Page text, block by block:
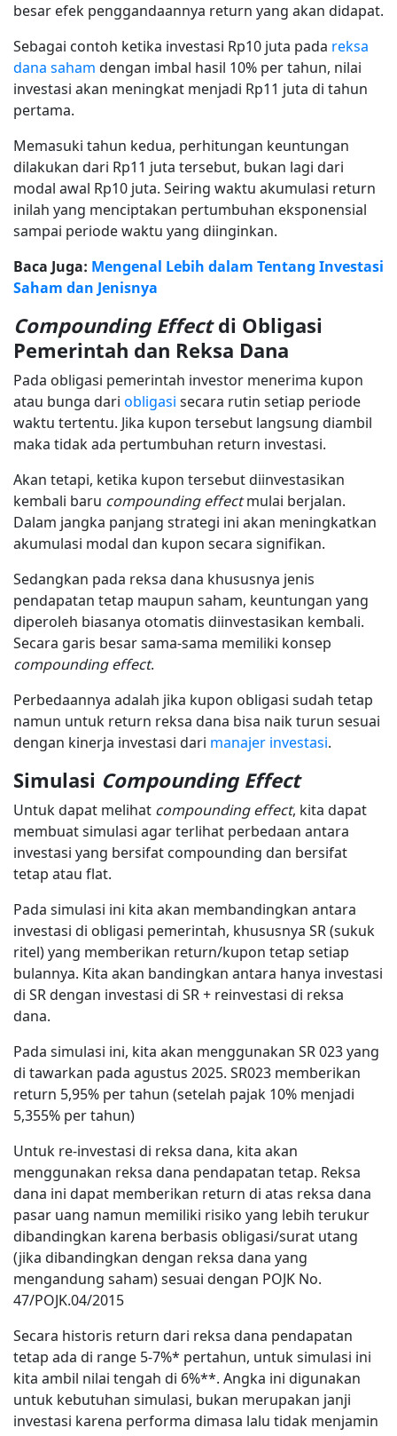
besar efek penggandaannya return yang akan didapat.
Sebagai contoh ketika investasi Rp10 juta pada reksa
dana saham dengan imbal hasil 10% per tahun, nilai
investasi akan meningkat menjadi Rp11 juta di tahun
pertama.
Memasuki tahun kedua, perhitungan keuntungan
dilakukan dari Rp11 juta tersebut, bukan lagi dari
modal awal Rp10 juta. Seiring waktu akumulasi return
inilah yang menciptakan pertumbuhan eksponensial
sampai periode waktu yang diinginkan.
Baca Juga: Mengenal Lebih dalam Tentang Investasi
Saham dan Jenisnya
Compounding Effectdi Obligasi
Pemerintah dan Reksa Dana
Pada obligasi pemerintah investor menerima kupon
atau bunga dari obligasi secara rutin setiap periode
waktu tertentu. Jika kupon tersebut langsung diambil
maka tidak ada pertumbuhan return investasi.
Akan tetapi, ketika kupon tersebut diinvestasikan
kembali baru compounding effectmulai berjalan.
Dalam jangka panjang strategi ini akan meningkatkan
akumulasi modal dan kupon secara signifikan.
Sedangkan pada reksa dana khususnya jenis
pendapatan tetap maupun saham, keuntungan yang
diperoleh biasanya otomatis diinvestasikan kembali.
Secara garis besar sama-sama memiliki konsep
compounding effect.
Perbedaannya adalah jika kupon obligasi sudah tetap
namun untuk return reksa dana bisa naik turun sesuai
dengan kinerja investasi dari manajer investasi.
Simulasi Compounding Effect
Untuk dapat melihat compounding effect, kita dapat
membuat simulasi agar terlihat perbedaan antara
investasi yang bersifat compounding dan bersifat
tetap atau flat.
Pada simulasi ini kita akan membandingkan antara
investasi di obligasi pemerintah, khususnya SR (sukuk
ritel) yang memberikan return/kupon tetap setiap
bulannya. Kita akan bandingkan antara hanya investasi
di SR dengan investasi di SR + reinvestasi di reksa
dana.
Pada simulasi ini, kita akan menggunakan SR 023 yang
di tawarkan pada agustus 2025. SR023 memberikan
return 5,95% per tahun (setelah pajak 10% menjadi
5,355% per tahun)
Untuk re-investasi di reksa dana, kita akan
menggunakan reksa dana pendapatan tetap. Reksa
dana ini dapat memberikan return di atas reksa dana
pasar uang namun memiliki risiko yang lebih terukur
dibandingkan karena berbasis obligasi/surat utang
(jika dibandingkan dengan reksa dana yang
mengandung saham) sesuai dengan POJK No.
47/POJK.04/2015
Secara historis return dari reksa dana pendapatan
tetap ada di range 5-7%* pertahun, untuk simulasi ini
kita ambil nilai tengah di 6%**. Angka ini digunakan
untuk kebutuhan simulasi, bukan merupakan janji
investasi karena performa dimasa lalu tidak menjamin